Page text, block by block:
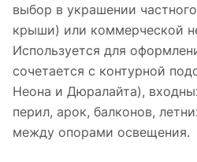
выбор в украшении
крыши) или коммерческой
Используется для
сочетается с контурной
Неона и Дюралайта),
перил, арок, балконов,
между опорами освещения.